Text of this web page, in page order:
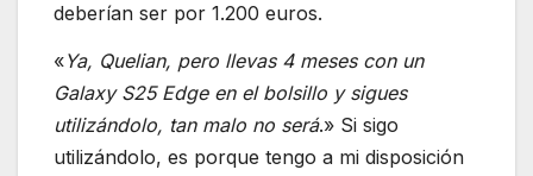
deberían ser por 1.200 euros.
«Ya, Quelian, pero llevas 4 meses con un
Galaxy S25 Edge en el bolsillo y sigues
utilizándolo, tan malo no será.» Si sigo
utilizándolo, es porque tengo a mi disposición